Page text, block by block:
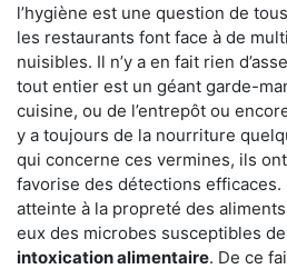
l’hygiène est une question de
les restaurants font face à de
nuisibles. Il n’y a en fait rien
tout entier est un géant garde-
cuisine, ou de l’entrepôt ou
y a toujours de la nourriture
qui concerne ces vermines, ils
favorise des détections
atteinte à la propreté des
eux des microbes susceptibles
intoxication alimentaire. De ce